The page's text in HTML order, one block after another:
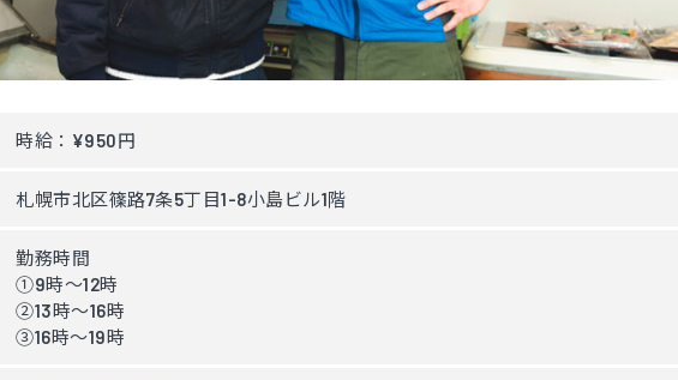
時給：¥950円
札幌市北区篠路7条5丁目1-8小島ビル1階
勤務時間
①9時〜12時
②13時〜16時
③16時〜19時